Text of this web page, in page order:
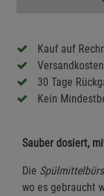
Kauf auf
30 Tage
Kein
Sauber dosiert,
Die
wo es gebraucht